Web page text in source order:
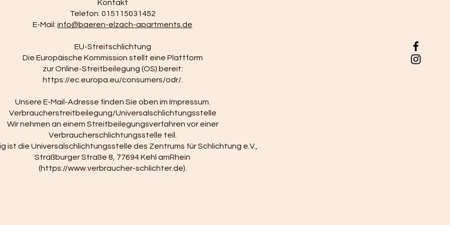
Kontakt
Telefon: 015115031452
E-Mail: info@baeren-elzach-apartments.de
EU-Streitschlichtung
Die Europäische Kommission stellt eine Plattform
zur Online-Streitbeilegung (OS) bereit:
https://ec.europa.eu/consumers/odr/.
Unsere E-Mail-Adresse finden Sie oben im Impressum.
Verbraucherstreitbeilegung/Universalschlichtungsstelle
Wir nehmen an einem Streitbeilegungsverfahren vor einer
Verbraucherschlichtungsstelle teil.
ist die Universalschlichtungsstelle des Zentrums für Schlichtung e.V.,
Straßburger Straße 8, 77694 Kehl amRhein
(https://www.verbraucher-schlichter.de).